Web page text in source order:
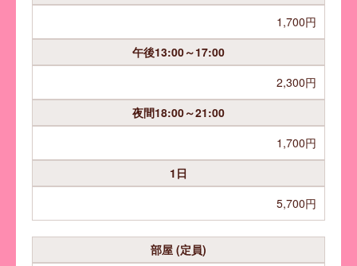
1,700円
午後13:00～17:00
2,300円
夜間18:00～21:00
1,700円
1日
5,700円
部屋 (定員)